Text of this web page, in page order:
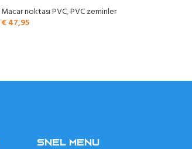
Macar noktası PVC,PVC zeminler
€47,95
SNEL MENU